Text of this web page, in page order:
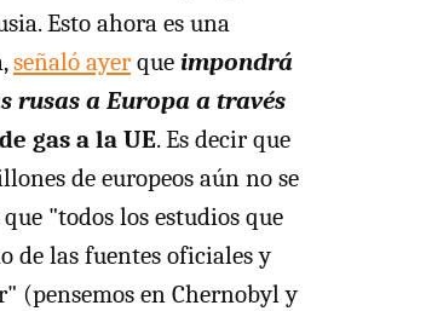
Esto ahora es una
señaló ayerque impondrá
rusas a Europa a través
gas a la UE. Es decir que
de europeos aún no se
"todos los estudios que
de las fuentes oficiales y
(pensemos en Chernobyl y